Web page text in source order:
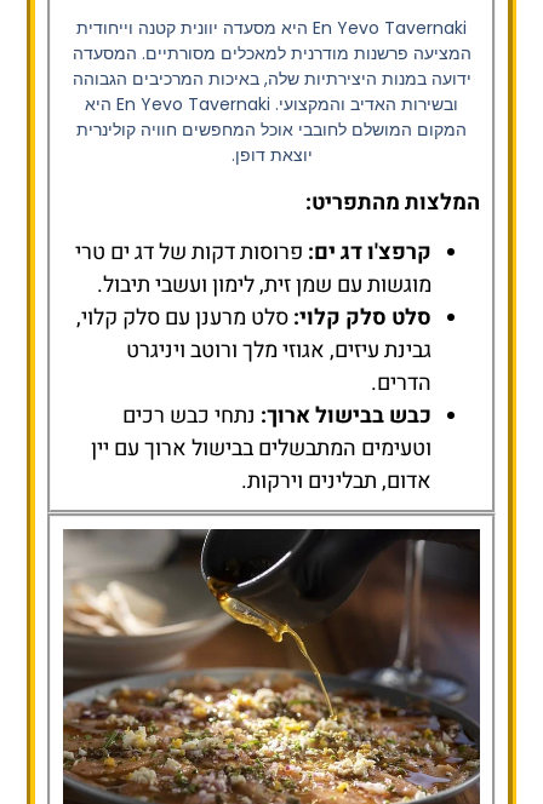
En Yevo Tavernaki היא מסעדה יוונית קטנה וייחודית
המציעה פרשנות מודרנית למאכלים מסורתיים. המסעדה
ידועה במנות היצירתיות שלה, באיכות המרכיבים הגבוהה
ובשירות האדיב והמקצועי. En Yevo Tavernaki היא
המקום המושלם לחובבי אוכל המחפשים חוויה קולינרית
יוצאת דופן.
המלצות מהתפריט:
קרפצ'ו דג ים: פרוסות דקות של דג ים טרי
מוגשות עם שמן זית, לימון ועשבי תיבול.
סלט סלק קלוי:סלט מרענן עם סלק קלוי,
גבינת עיזים, אגוזי מלך ורוטב ויניגרט
הדרים.
כבש בבישול ארוך: נתחי כבש רכים
וטעימים המתבשלים בבישול ארוך עם יין
אדום, תבלינים וירקות.